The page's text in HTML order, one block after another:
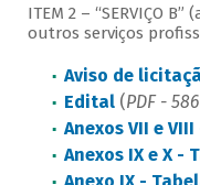
ITEM 2 – “SERVIÇO
outros serviços
Aviso de
Edital(PDF -
Anexos VII e
Anexos IX e X -